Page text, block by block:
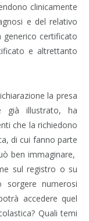
clinicamente
e del relativo
generico certificato
e altrettanto
la presa
già illustrato, ha
che la richiedono
di cui fanno parte
ben immaginare,
sul registro o su
sorgere numerosi
accedere quel
Quali temi